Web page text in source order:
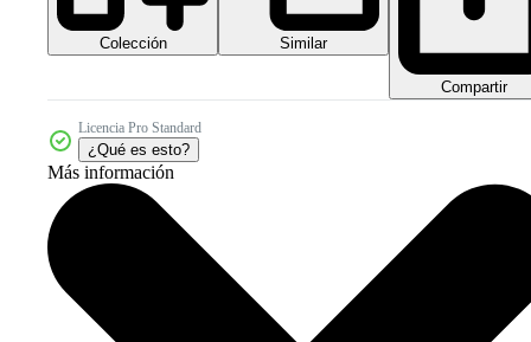
Colección Similar
Compartir
Licencia Pro Standard
¿Qué es esto?
Más información